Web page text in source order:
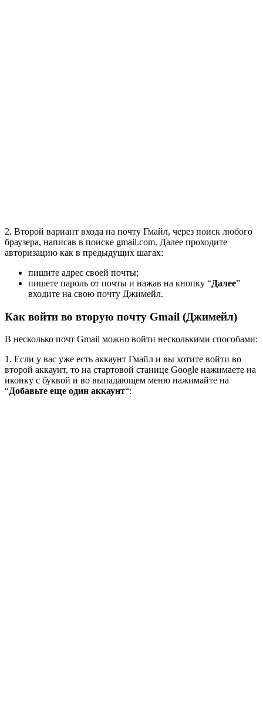
2. Второй вариант входа на почту Гмайл, через поиск любого
браузера, написав в поиске gmail.com. Далее проходите
авторизацию как в предыдущих шагах:
пишите адрес своей почты;
пишете пароль от почты и нажав на кнопку “Далее”
входите на свою почту Джимейл.
Как войти во вторую почту Gmail (Джимейл)
В несколько почт Gmail можно войти несколькими способами:
1. Если у вас уже есть аккаунт Гмайл и вы хотите войти во
второй аккаунт, то на стартовой станице Google нажимаете на
иконку с буквой и во выпадающем меню нажимайте на
“Добавьте еще один аккаунт“: